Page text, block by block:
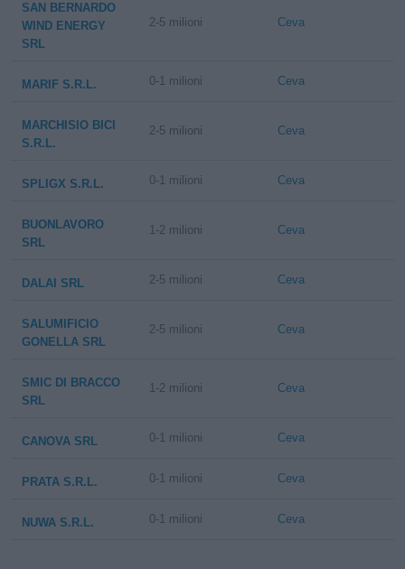
SAN BERNARDO
WIND ENERGY
SRL
2-5 milioni Ceva
MARIF S.R.L. 0-1 milioni Ceva
MARCHISIO BICI
S.R.L.
2-5 milioni Ceva
SPLIGX S.R.L. 0-1 milioni Ceva
BUONLAVORO
SRL
1-2 milioni Ceva
DALAI SRL 2-5 milioni Ceva
SALUMIFICIO
GONELLA SRL
2-5 milioni Ceva
SMIC DI BRACCO
SRL
1-2 milioni Ceva
CANOVA SRL 0-1 milioni Ceva
PRATA S.R.L. 0-1 milioni Ceva
NUWA S.R.L. 0-1 milioni Ceva